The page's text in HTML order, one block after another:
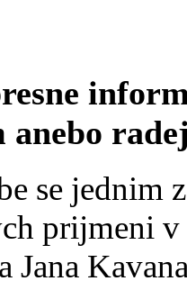
anebo
se jednim
prijmeni v
Jana